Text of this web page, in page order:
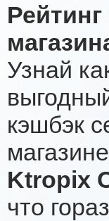
Узнай
кэшбэк
Ktropix
что